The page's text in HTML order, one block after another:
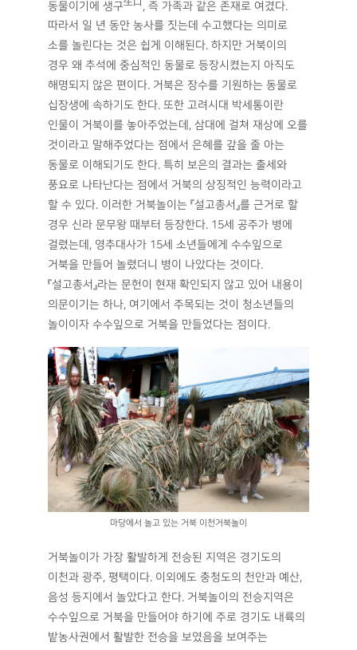
동물이기에 생구
, 즉 가족과 같은 존재로 여겼다.
따라서 일 년 동안 농사를 짓는데 수고했다는 의미로
소를 놀린다는 것은 쉽게 이해된다. 하지만 거북이의
경우 왜 추석에 중심적인 동물로 등장시켰는지 아직도
해명되지 않은 편이다. 거북은 장수를 기원하는 동물로
십장생에 속하기도 한다. 또한 고려시대 박세통이란
인물이 거북이를 놓아주었는데, 삼대에 걸쳐 재상에 오를
것이라고 말해주었다는 점에서 은혜를 갚을 줄 아는
동물로 이해되기도 한다. 특히 보은의 결과는 출세와
풍요로 나타난다는 점에서 거북의 상징적인 능력이라고
할 수 있다. 이러한 거북놀이는 『설고총서』를 근거로 할
경우 신라 문무왕 때부터 등장한다. 15세 공주가 병에
걸렸는데, 영추대사가 15세 소년들에게 수수잎으로
거북을 만들어 놀렸더니 병이 나았다는 것이다.
『설고총서』라는 문헌이 현재 확인되지 않고 있어 내용이
의문이기는 하나, 여기에서 주목되는 것이 청소년들의
놀이이자 수수잎으로 거북을 만들었다는 점이다.
마당에서 놀고 있는 거북 이천거북놀이
거북놀이가 가장 활발하게 전승된 지역은 경기도의
이천과 광주, 평택이다. 이외에도 충청도의 천안과 예산,
음성 등지에서 놀았다고 한다. 거북놀이의 전승지역은
수수잎으로 거북을 만들어야 하기에 주로 경기도 내륙의
밭농사권에서 활발한 전승을 보였음을 보여주는